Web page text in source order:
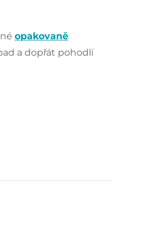
opakovaně
a dopřát pohodlí